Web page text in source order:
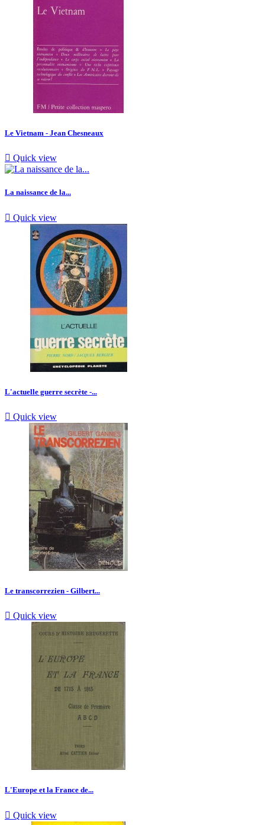
Le Vietnam - Jean Chesneaux
 Quick view
La naissance de la...
 Quick view
L'actuelle guerre secrète -...
 Quick view
Le transcorrezien - Gilbert...
 Quick view
L'Europe et la France de...
 Quick view